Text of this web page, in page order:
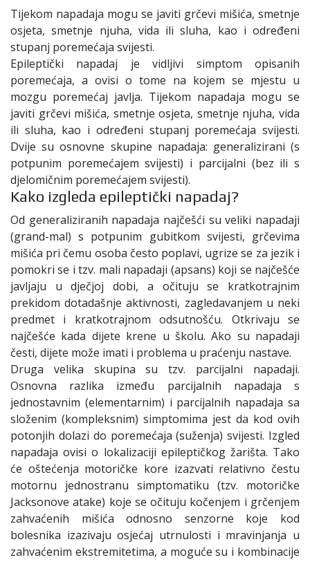
Tijekom napadaja mogu se javiti grčevi mišića, smetnje
osjeta, smetnje njuha, vida ili sluha, kao i određeni
stupanj poremećaja svijesti.
Epileptički napadaj je vidljivi simptom opisanih
poremećaja, a ovisi o tome na kojem se mjestu u
mozgu poremećaj javlja. Tijekom napadaja mogu se
javiti grčevi mišića, smetnje osjeta, smetnje njuha, vida
ili sluha, kao i određeni stupanj poremećaja svijesti.
Dvije su osnovne skupine napadaja: generalizirani (s
potpunim poremećajem svijesti) i parcijalni (bez ili s
djelomičnim poremećajem svijesti).
Kako izgleda epileptički napadaj?
Od generaliziranih napadaja najčešći su veliki napadaji
(grand-mal) s potpunim gubitkom svijesti, grčevima
mišića pri čemu osoba često poplavi, ugrize se za jezik i
pomokri se i tzv. mali napadaji (apsans) koji se najčešće
javljaju u dječjoj dobi, a očituju se kratkotrajnim
prekidom dotadašnje aktivnosti, zagledavanjem u neki
predmet i kratkotrajnom odsutnošću. Otkrivaju se
najčešće kada dijete krene u školu. Ako su napadaji
česti, dijete može imati i problema u praćenju nastave.
Druga velika skupina su tzv. parcijalni napadaji.
Osnovna razlika između parcijalnih napadaja s
jednostavnim (elementarnim) i parcijalnih napadaja sa
složenim (kompleksnim) simptomima jest da kod ovih
potonjih dolazi do poremećaja (suženja) svijesti. Izgled
napadaja ovisi o lokalizaciji epileptičkog žarišta. Tako
će oštećenja motoričke kore izazvati relativno čestu
motornu jednostranu simptomatiku (tzv. motoričke
Jacksonove atake) koje se očituju kočenjem i grčenjem
zahvaćenih mišića odnosno senzorne koje kod
bolesnika izazivaju osjećaj utrnulosti i mravinjanja u
zahvaćenim ekstremitetima, a moguće su i kombinacije